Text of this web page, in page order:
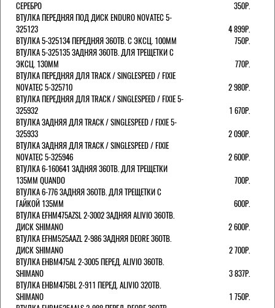
СЕРЕБРО
350Р.
ВТУЛКА ПЕРЕДНЯЯ ПОД ДИСК ENDURO NOVATEC 5-
325123
4 899Р.
ВТУЛКА 5-325134 ПЕРЕДНЯЯ 36ОТВ. С ЭКСЦ. 100ММ
750Р.
ВТУЛКА 5-325135 ЗАДНЯЯ 36ОТВ. ДЛЯ ТРЕЩЕТКИ С
ЭКСЦ. 130ММ
770Р.
ВТУЛКА ПЕРЕДНЯЯ ДЛЯ TRACK / SINGLESPEED / FIXIE
NOVATEC 5-325710
2 980Р.
ВТУЛКА ПЕРЕДНЯЯ ДЛЯ TRACK / SINGLESPEED / FIXIE 5-
325932
1 670Р.
ВТУЛКА ЗАДНЯЯ ДЛЯ TRACK / SINGLESPEED / FIXIE 5-
325933
2 090Р.
ВТУЛКА ЗАДНЯЯ ДЛЯ TRACK / SINGLESPEED / FIXIE
NOVATEC 5-325946
2 600Р.
ВТУЛКА 6-160641 ЗАДНЯЯ 36ОТВ. ДЛЯ ТРЕЩЕТКИ
135ММ QUANDO
700Р.
ВТУЛКА 6-776 ЗАДНЯЯ 36ОТВ. ДЛЯ ТРЕЩЕТКИ С
ГАЙКОЙ 135ММ
600Р.
ВТУЛКА EFHM475AZSL 2-3002 ЗАДНЯЯ ALIVIO 36ОТВ.
ДИСК SHIMANO
2 600Р.
ВТУЛКА EFHM525AAZL 2-986 ЗАДНЯЯ DEORE 36ОТВ.
ДИСК SHIMANO
2 700Р.
ВТУЛКА EHBM475AL 2-3005 ПЕРЕД. ALIVIO 36ОТВ.
SHIMANO
3 837Р.
ВТУЛКА EHBM475BL 2-911 ПЕРЕД. ALIVIO 32ОТВ.
SHIMANO
1 750Р.